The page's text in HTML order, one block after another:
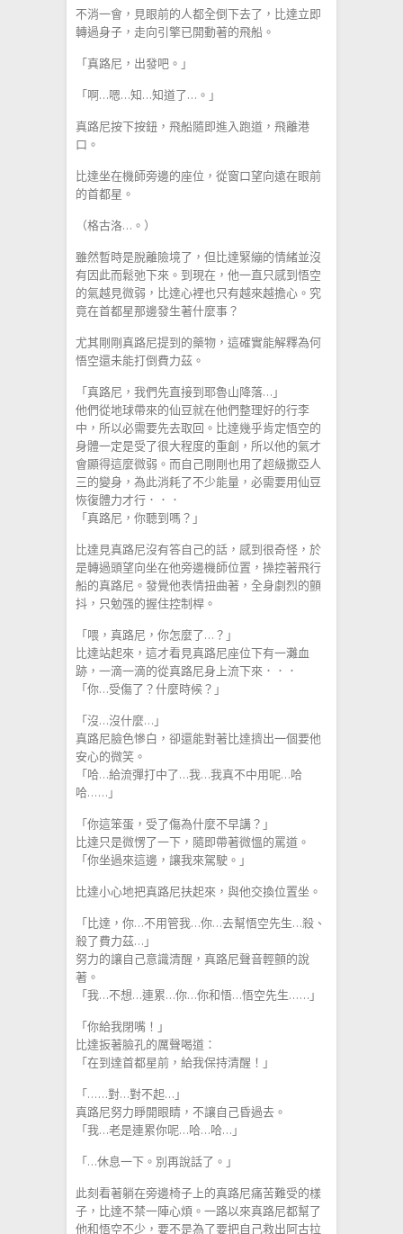
不消一會，見眼前的人都全倒下去了，比達立即
轉過身子，走向引擎已開動著的飛船。
「真路尼，出發吧。」
「啊…嗯…知…知道了…。」
真路尼按下按鈕，飛船隨即進入跑道，飛離港
口。
比達坐在機師旁邊的座位，從窗口望向遠在眼前
的首都星。
（格古洛…。）
雖然暫時是脫離險境了，但比達緊繃的情緒並沒
有因此而鬆弛下來。到現在，他一直只感到悟空
的氣越見微弱，比達心裡也只有越來越擔心。究
竟在首都星那邊發生著什麼事？
尤其剛剛真路尼提到的藥物，這確實能解釋為何
悟空還未能打倒費力茲。
「真路尼，我們先直接到耶魯山降落…」
他們從地球帶來的仙豆就在他們整理好的行李
中，所以必需要先去取回。比達幾乎肯定悟空的
身體一定是受了很大程度的重創，所以他的氣才
會顯得這麼微弱。而自己剛剛也用了超級撒亞人
三的變身，為此消耗了不少能量，必需要用仙豆
恢復體力才行．．．
「真路尼，你聽到嗎？」
比達見真路尼沒有答自己的話，感到很奇怪，於
是轉過頭望向坐在他旁邊機師位置，操控著飛行
船的真路尼。發覺他表情扭曲著，全身劇烈的顫
抖，只勉强的握住控制桿。
「喂，真路尼，你怎麼了…？」
比達站起來，這才看見真路尼座位下有一灘血
跡，一滴一滴的從真路尼身上流下來．．．
「你…受傷了？什麼時候？」
「沒…沒什麼…」
真路尼臉色慘白，卻還能對著比達擠出一個要他
安心的微笑。
「哈…給流彈打中了…我…我真不中用呢…哈
哈……」
「你這笨蛋，受了傷為什麼不早講？」
比達只是微愣了一下，隨即帶著微慍的罵道。
「你坐過來這邊，讓我來駕駛。」
比達小心地把真路尼扶起來，與他交換位置坐。
「比達，你…不用管我…你…去幫悟空先生…殺、
殺了費力茲…」
努力的讓自己意識清醒，真路尼聲音輕顫的說
著。
「我…不想…連累…你…你和悟…悟空先生……」
「你給我閉嘴！」
比達扳著臉孔的厲聲喝道：
「在到達首都星前，給我保持清醒！」
「……對…對不起…」
真路尼努力睜開眼睛，不讓自己昏過去。
「我…老是連累你呢…哈…哈…」
「…休息一下。別再說話了。」
此刻看著躺在旁邊椅子上的真路尼痛苦難受的樣
子，比達不禁一陣心煩。一路以來真路尼都幫了
他和悟空不少，要不是為了要把自己救出阿古拉